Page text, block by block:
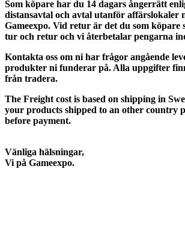
Som köpare har du 14 dagars ångerrätt
distansavtal och avtal utanför affärslokaler
Gameexpo. Vid retur är det du som köpare
tur och retur och vi återbetalar pengarna
Kontakta oss om ni har frågor angående
produkter ni funderar på. Alla uppgifter
från tradera.
The Freight cost is based on shipping in
your products shipped to an other country
before payment.
Vänliga hälsningar,
Vi på Gameexpo.